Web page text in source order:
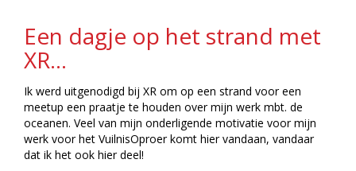
Een dagje op het strand met
XR...
Ik werd uitgenodigd bij XR om op een strand voor een
meetup een praatje te houden over mijn werk mbt. de
oceanen. Veel van mijn onderligende motivatie voor mijn
werk voor het VuilnisOproer komt hier vandaan, vandaar
dat ik het ook hier deel!